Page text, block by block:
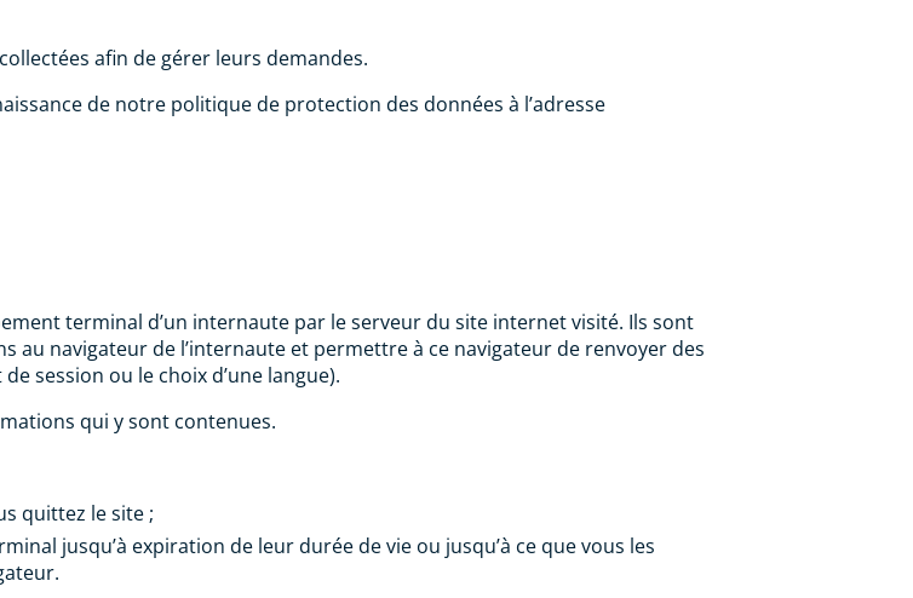
afin de gérer leurs demandes.
de notre politique de protection des données à l’adresse
terminal d’un internaute par le serveur du site internet visité. Ils sont
navigateur de l’internaute et permettre à ce navigateur de renvoyer des
session ou le choix d’une langue).
qui y sont contenues.
quittez le site ;
jusqu’à expiration de leur durée de vie ou jusqu’à ce que vous les